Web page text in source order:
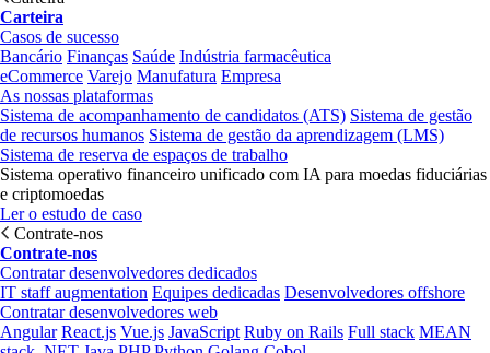
Carteira
Casos de sucesso
Bancário Finanças Saúde Indústria farmacêutica
eCommerce Varejo Manufatura Empresa
As nossas plataformas
Sistema de acompanhamento de candidatos (ATS) Sistema de gestão
de recursos humanos Sistema de gestão da aprendizagem (LMS)
Sistema de reserva de espaços de trabalho
Sistema operativo financeiro unificado com IA para moedas fiduciárias
e criptomoedas
Ler o estudo de caso
Contrate-nos
Contrate-nos
Contratar desenvolvedores dedicados
IT staff augmentation Equipes dedicadas Desenvolvedores offshore
Contratar desenvolvedores web
Angular React.js Vue.js JavaScript Ruby on Rails Full stack MEAN